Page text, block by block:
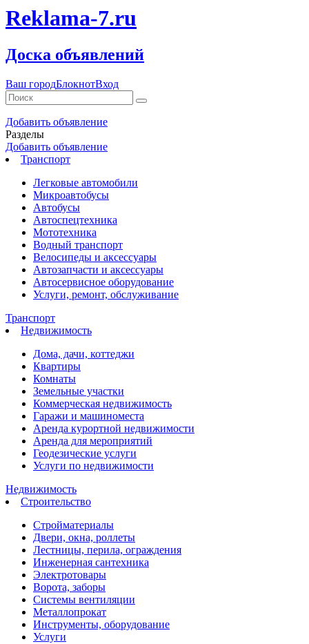
Reklama-7.ru
Доска объявлений
Ваш городБлокнотВход
Добавить объявление
Разделы
Добавить объявление
Транспорт
Легковые автомобили
Микроавтобусы
Автобусы
Автоспецтехника
Мототехника
Водный транспорт
Велосипеды и аксессуары
Автозапчасти и аксессуары
Автосервисное оборудование
Услуги, ремонт, обслуживание
Транспорт
Недвижимость
Дома, дачи, коттеджи
Квартиры
Комнаты
Земельные участки
Коммерческая недвижимость
Гаражи и машиноместа
Аренда курортной недвижимости
Аренда для мероприятий
Геодезические услуги
Услуги по недвижимости
Недвижимость
Строительство
Стройматериалы
Двери, окна, роллеты
Лестницы, перила, ограждения
Инженерная сантехника
Электротовары
Ворота, заборы
Системы вентиляции
Металлопрокат
Инструменты, оборудование
Услуги